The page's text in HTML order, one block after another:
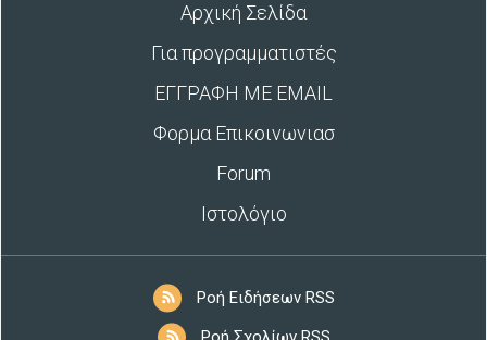
Αρχική Σελίδα
Για προγραμματιστές
ΕΓΓΡΑΦΗ ΜΕ EMAIL
Φορμα Επικοινωνιασ
Forum
Ιστολόγιο
Ροή Ειδήσεων RSS